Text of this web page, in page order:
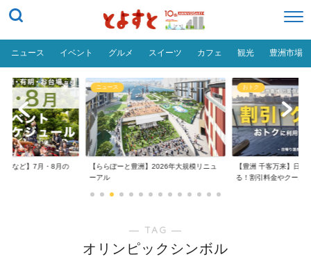
ニュース イベント グルメ スイーツ カフェ 観光 豊洲市場
場など】7月・8月の
ニュース
【ららぽーと豊洲】2026年大規模リニュ
ーアル
おトク
【豊洲 千客万来】日帰
る！割引料金やクーポ...
― TAG ―
オリンピックシンボル